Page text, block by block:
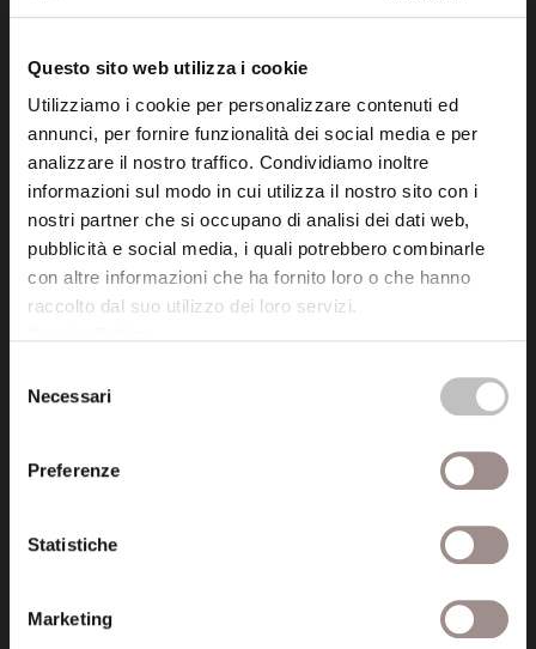
Questo sito web utilizza i cookie
Utilizziamo i cookie per personalizzare contenuti ed
annunci, per fornire funzionalità dei social media e per
analizzare il nostro traffico. Condividiamo inoltre
informazioni sul modo in cui utilizza il nostro sito con i
nostri partner che si occupano di analisi dei dati web,
pubblicità e social media, i quali potrebbero combinarle
con altre informazioni che ha fornito loro o che hanno
raccolto dal suo utilizzo dei loro servizi.
delNecessari
Preferenze
Statistiche
Marketing
Fondazione Collegio San Carlo
Via San Carlo 5
41121 Modena (MO)
P.I. 00641060363
tel. 059.421211
info@fondazionesancarlo.it
fondazionecollegiosancarlo@legalmail.it